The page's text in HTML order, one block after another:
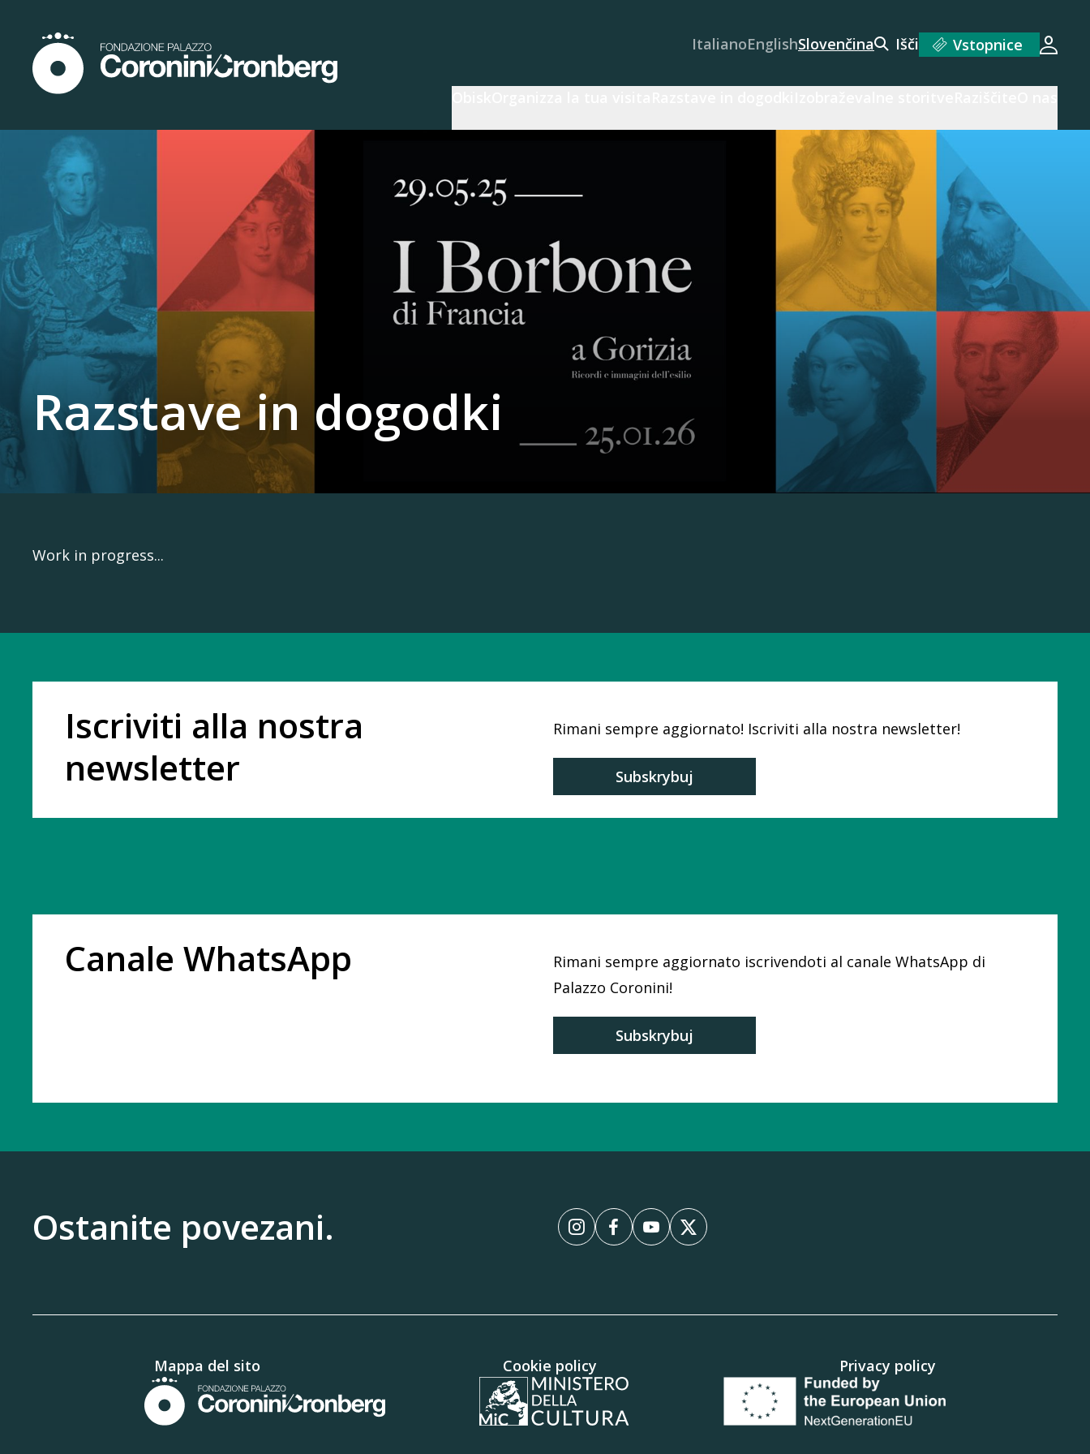
ItalianoEnglishSlovenčina Išči Vstopnice
Razstave in dogodki
Work in progress...
Iscriviti alla nostra
newsletter
Rimani sempre aggiornato! Iscriviti alla nostra newsletter!
Subskrybuj
Canale WhatsApp
Rimani sempre aggiornato iscrivendoti al canale WhatsApp di
Palazzo Coronini!
Subskrybuj
Ostanite povezani. InstagramInstagram
FacebookFacebook
YouTubeYouTube
XX
Mappa del sito Cookie policy Privacy policy